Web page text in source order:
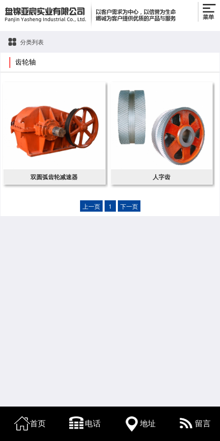
分类列表
齿轮轴
双圆弧齿轮减速器 人字齿
上一页 1 下一页
首页 电话 地址 留言